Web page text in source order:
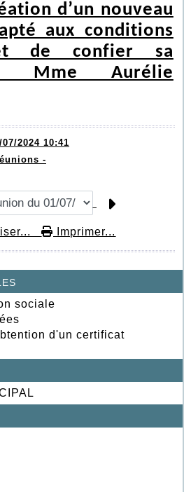
sociale
d'un certificat
d’un nouveau
aux conditions
de confier sa
Mme Aurélie
07/2024 10:41
-
Imprimer...